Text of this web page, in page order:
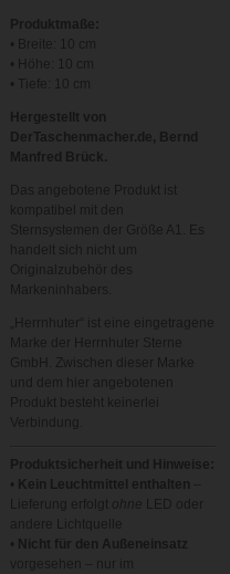
Produktmaße:
• Breite: 10 cm
• Höhe: 10 cm
• Tiefe: 10 cm
Hergestellt von
DerTaschenmacher.de, Bernd
Manfred Brück.
Das angebotene Produkt ist
kompatibel mit den
Sternsystemen der Größe A1. Es
handelt sich nicht um
Originalzubehör des
Markeninhabers.
„Herrnhuter“ ist eine eingetragene
Marke der Herrnhuter Sterne
GmbH. Zwischen dieser Marke
und dem hier angebotenen
Produkt besteht keinerlei
Verbindung.
Produktsicherheit und Hinweise:
• Kein Leuchtmittel enthalten
Lieferung erfolgt
ohne
LED oder
andere Lichtquelle
• Nicht für den Außeneinsatz
vorgesehen – nur im